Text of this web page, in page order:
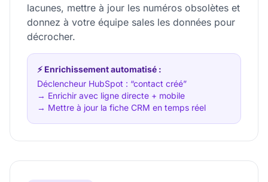
lacunes, mettre à jour les numéros obsolètes et
donnez à votre équipe sales les données pour
décrocher.
⚡ Enrichissement automatisé :
Déclencheur HubSpot : “contact créé”
→ Enrichir avec ligne directe + mobile
→ Mettre à jour la fiche CRM en temps réel